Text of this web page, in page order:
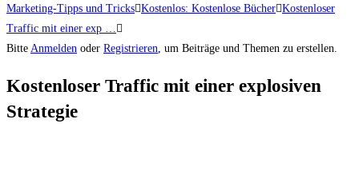
Breadcrumbs
-
Du
hier:
Marketing-Tipps und Tricks Kostenlos: Kostenlose Bücher Kostenloser
Traffic mit einer exp …
Bitte Anmelden oder Registrieren , um Beiträge und Themen zu erstellen.
Kostenloser Traffic mit einer explosiven
Strategie